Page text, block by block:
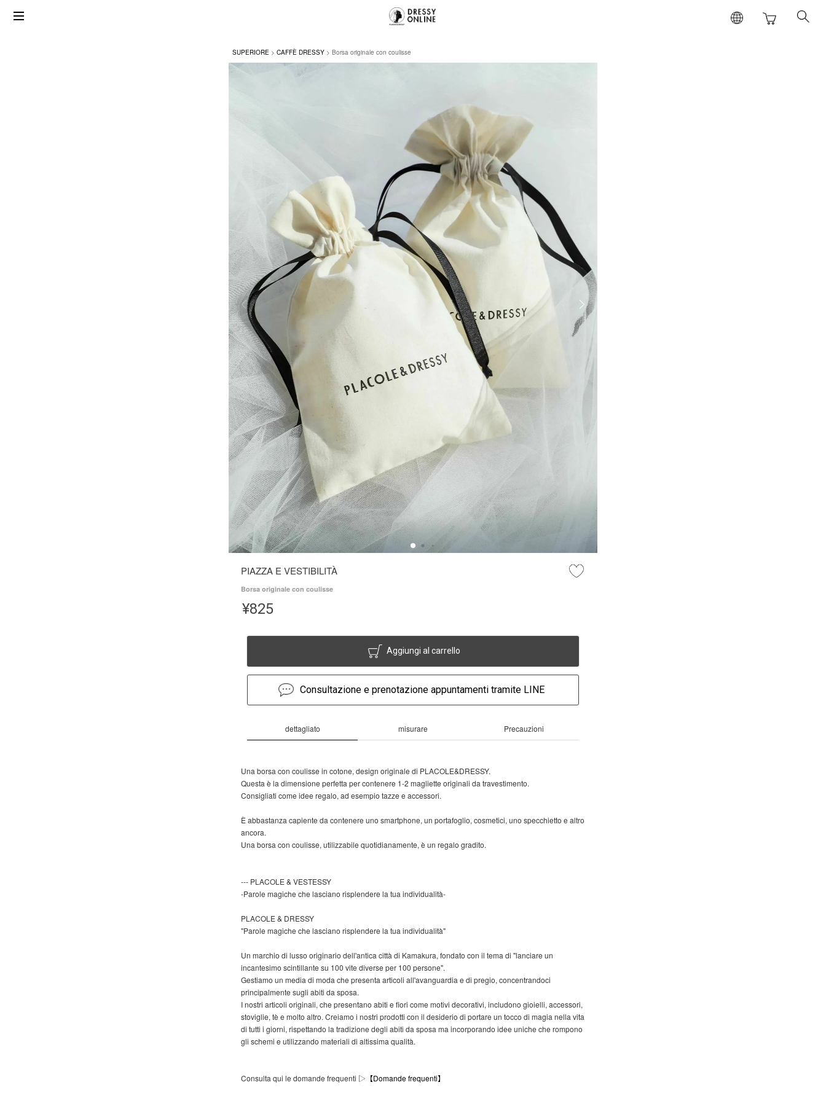
SUPERIORE CAFFÈ DRESSY Borsa originale con coulisse
PIAZZA E VESTIBILITÀ
Borsa originale con coulisse
¥825
Aggiungi al carrello
Consultazione e prenotazione appuntamenti tramite LINE
dettagliato misurare Precauzioni
Una borsa con coulisse in cotone, design originale di PLACOLE&DRESSY.
Questa è la dimensione perfetta per contenere 1-2 magliette originali da travestimento.
Consigliati come idee regalo, ad esempio tazze e accessori.
È abbastanza capiente da contenere uno smartphone, un portafoglio, cosmetici, uno specchietto e altro
ancora.
Una borsa con coulisse, utilizzabile quotidianamente, è un regalo gradito.
--- PLACOLE & VESTESSY
-Parole magiche che lasciano risplendere la tua individualità-
PLACOLE & DRESSY
"Parole magiche che lasciano risplendere la tua individualità"
Un marchio di lusso originario dell'antica città di Kamakura, fondato con il tema di "lanciare un
incantesimo scintillante su 100 vite diverse per 100 persone".
Gestiamo un media di moda che presenta articoli all'avanguardia e di pregio, concentrandoci
principalmente sugli abiti da sposa.
I nostri articoli originali, che presentano abiti e fiori come motivi decorativi, includono gioielli, accessori,
stoviglie, tè e molto altro. Creiamo i nostri prodotti con il desiderio di portare un tocco di magia nella vita
di tutti i giorni, rispettando la tradizione degli abiti da sposa ma incorporando idee uniche che rompono
gli schemi e utilizzando materiali di altissima qualità.
Consulta qui le domande frequenti ▷ 【Domande frequenti】